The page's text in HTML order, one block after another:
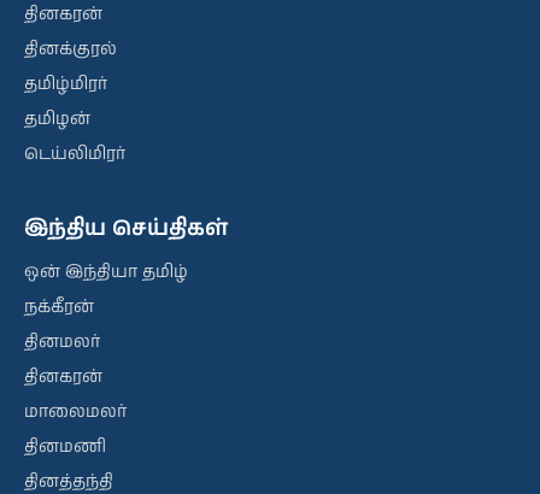
தினகரன்
தினக்குரல்
தமிழ்மிரர்
தமிழன்
டெய்லிமிரர்
இந்திய செய்திகள்
ஒன் இந்தியா தமிழ்
நக்கீரன்
தினமலர்
தினகரன்
மாலைமலர்
தினமணி
தினத்தந்தி